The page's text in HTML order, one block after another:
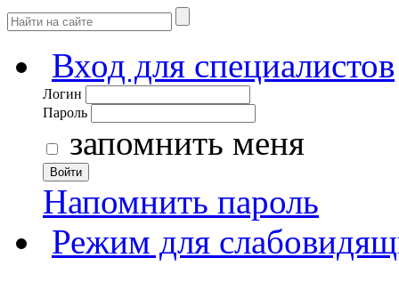
Вход для специалистов
Логин
Пароль
запомнить меня
Войти
Напомнить пароль
Режим для